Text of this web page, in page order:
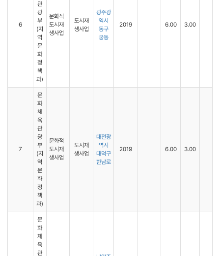
6
관
광
부
(지
역
문
화
정
책
과)
문화적
도시재
생사업
도시재
생사업
광주광
역시
동구
궁동
2019 6.00 3.00
7
문
화
체
육
관
광
부
(지
역
문
화
정
책
과)
문화적
도시재
생사업
도시재
생사업
대전광
역시
대덕구
한남로
2019 6.00 3.00
문
화
체
육
관